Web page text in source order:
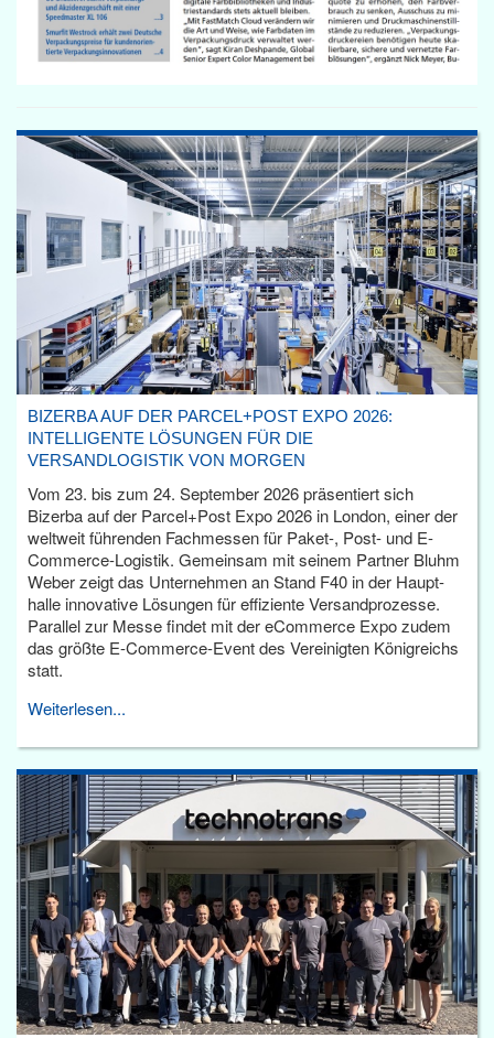
BIZERBA AUF DER PARCEL+POST EXPO 2026:
INTELLIGENTE LÖSUNGEN FÜR DIE
VERSANDLOGISTIK VON MORGEN
Vom 23. bis zum 24. September 2026 präsentiert sich
Bizerba auf der Parcel+Post Expo 2026 in London, einer der
weltweit führenden Fachmessen für Paket-, Post- und E-
Commerce-Logistik. Gemeinsam mit seinem Partner Bluhm
Weber zeigt das Unternehmen an Stand F40 in der Haupt­
halle innovative Lösungen für effiziente Versandprozesse.
Parallel zur Messe findet mit der eCommerce Expo zudem
das größte E-Commerce-Event des Vereinigten Königreichs
statt.
Weiterlesen...